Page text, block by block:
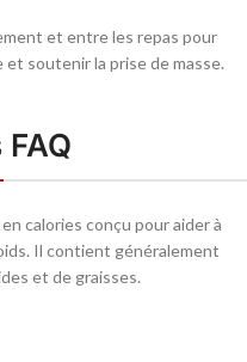
et entre les repas pour
soutenir la prise de masse.
calories conçu pour aider à
Il contient généralement
et de graisses.